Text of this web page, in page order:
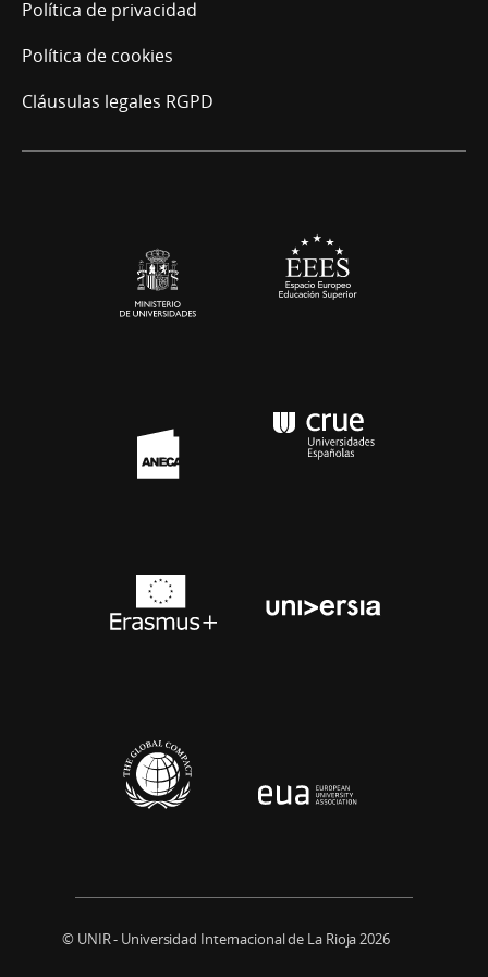
Política de privacidad
Política de cookies
Cláusulas legales RGPD
© UNIR - Universidad Internacional de La Rioja 2026